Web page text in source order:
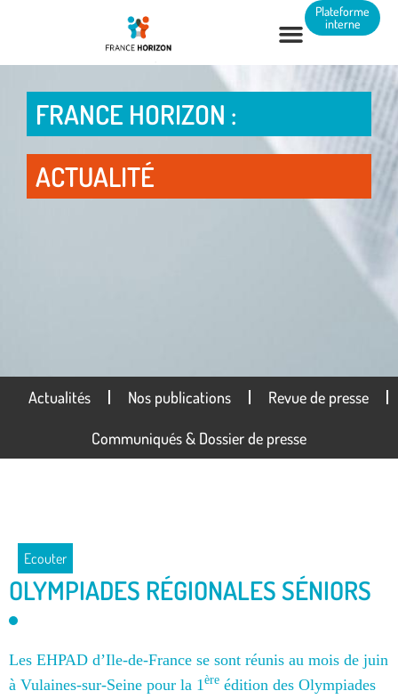
Plateforme
interne
FRANCE HORIZON :
ACTUALITÉ
Actualités Nos publications Revue de presse
Communiqués & Dossier de presse
Ecouter
OLYMPIADES RÉGIONALES SÉNIORS
Les EHPAD d’Ile-de-France se sont réunis au mois de juin
à Vulaines-sur-Seine pour la 1 ère édition des Olympiades